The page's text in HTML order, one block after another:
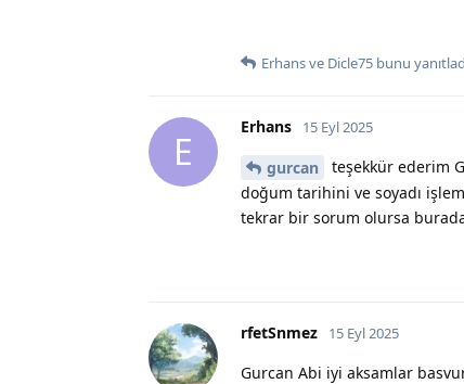
Erhansve Dicle75 bunu
E
Erhans 15 Eyl 2025
gurcan
teşekkür ederim
doğum tarihini ve soyadı
tekrar bir sorum olursa
rfetSnmez 15 Eyl 2025
Gurcan Abi iyi aksamlar